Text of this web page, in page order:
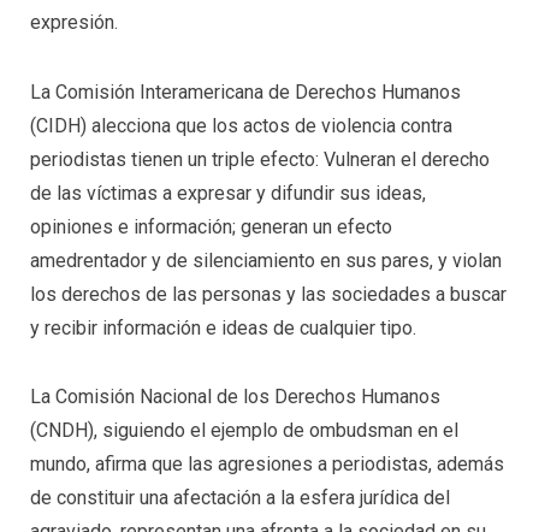
expresión.
La Comisión Interamericana de Derechos Humanos
(CIDH) alecciona que los actos de violencia contra
periodistas tienen un triple efecto: Vulneran el derecho
de las víctimas a expresar y difundir sus ideas,
opiniones e información; generan un efecto
amedrentador y de silenciamiento en sus pares, y violan
los derechos de las personas y las sociedades a buscar
y recibir información e ideas de cualquier tipo.
La Comisión Nacional de los Derechos Humanos
(CNDH), siguiendo el ejemplo de ombudsman en el
mundo, afirma que las agresiones a periodistas, además
de constituir una afectación a la esfera jurídica del